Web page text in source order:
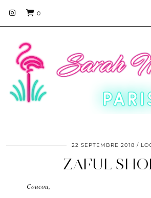
0
22 SEPTEMBRE 2018
ZAFUL
Coucou,